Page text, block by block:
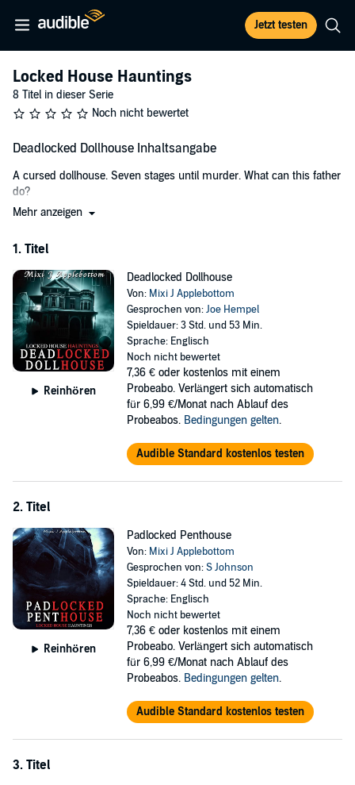
Jetzt testen
Locked House Hauntings
8 Titel in dieser Serie
Noch nicht bewertet
Deadlocked Dollhouse Inhaltsangabe
A cursed dollhouse. Seven stages until murder. What can this father
do?
Mark's always been a bit insecure as a father; his own childhood
buys them presents and hopes he won't screw them up.
They certainly won't forget this dollhouse.
He doesn't know how to stop it, and all he wanted to do was be a
good father. He was worried they'd grow up to hate him; now he's
worried they won't grow up at all.
You'll love this terrifying countdown. Can he stop himself?
Try Mixi J Applebottom's latest novel.
©2017 Mixi J Applebottom (P)2018 Mixi J Applebottom
Mehr anzeigen
1. Titel
Reinhören
Deadlocked Dollhouse
Von: Mixi J Applebottom
Gesprochen von:Joe Hempel
Spieldauer: 3 Std. und 53 Min.
Sprache: Englisch
Noch nicht bewertet
7,36 € oder kostenlos mit einem
Probeabo. Verlängert sich automatisch
für 6,99 €/Monat nach Ablauf des
Probeabos. Bedingungen gelten.
Audible Standard kostenlos testen
2. Titel
Reinhören
Padlocked Penthouse
Von: Mixi J Applebottom
Gesprochen von:S Johnson
Spieldauer: 4 Std. und 52 Min.
Sprache: Englisch
Noch nicht bewertet
7,36 € oder kostenlos mit einem
Probeabo. Verlängert sich automatisch
für 6,99 €/Monat nach Ablauf des
Probeabos. Bedingungen gelten.
Audible Standard kostenlos testen
3. Titel